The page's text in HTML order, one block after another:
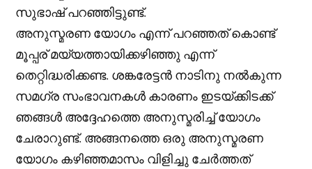
സുഭാഷ് പറഞ്ഞിട്ടുണ്ട്.
അനുസ്മരണ യോഗം എന്ന് പറഞ്ഞത് കൊണ്ട്
മൂപ്പര് മയ്യത്തായിക്കഴിഞ്ഞു എന്ന്
തെറ്റിദ്ധരിക്കണ്ട. ശങ്കരേട്ടൻ നാടിനു നൽകുന്ന
സമഗ്ര സംഭാവനകൾ കാരണം ഇടയ്ക്കിടക്ക്
ഞങ്ങൾ അദ്ദേഹത്തെ അനുസ്മരിച്ച് യോഗം
ചേരാറുണ്ട്. അങ്ങനത്തെ ഒരു അനുസ്മരണ
യോഗം കഴിഞ്ഞമാസം വിളിച്ചു ചേർത്തത്